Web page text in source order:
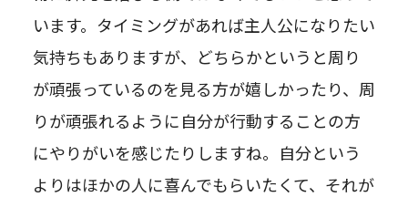
います。タイミングがあれば主人公になりたい
気持ちもありますが、どちらかというと周り
が頑張っているのを見る方が嬉しかったり、周
りが頑張れるように自分が行動することの方
にやりがいを感じたりしますね。自分という
よりはほかの人に喜んでもらいたくて、それが
中途応募